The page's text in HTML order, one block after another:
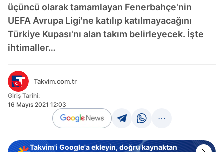
üçüncü olarak tamamlayan Fenerbahçe'nin
UEFA Avrupa Ligi'ne katılıp katılmayacağını
Türkiye Kupası'nı alan takım belirleyecek. İşte
ihtimaller…
Takvim.com.tr
Giriş Tarihi:
16 Mayıs 2021 12:03
Takvim'i Google'a ekleyin, doğru kaynaktan